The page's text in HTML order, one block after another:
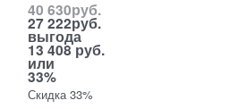
40 630руб.
27 222руб.
выгода
13 408 руб.
или
33%
Скидка 33%